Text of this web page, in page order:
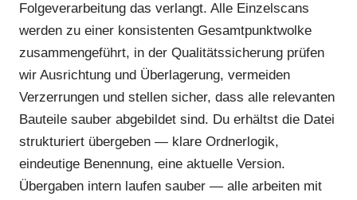
Folgeverarbeitung das verlangt. Alle Einzelscans
werden zu einer konsistenten Gesamtpunktwolke
zusammengeführt, in der Qualitätssicherung prüfen
wir Ausrichtung und Überlagerung, vermeiden
Verzerrungen und stellen sicher, dass alle relevanten
Bauteile sauber abgebildet sind. Du erhältst die Datei
strukturiert übergeben — klare Ordnerlogik,
eindeutige Benennung, eine aktuelle Version.
Übergaben intern laufen sauber — alle arbeiten mit